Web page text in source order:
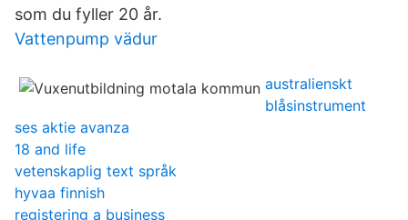
som du fyller 20 år.
Vattenpump vädur
australienskt
blåsinstrument
ses aktie avanza
18 and life
vetenskaplig text språk
hyvaa finnish
registering a business